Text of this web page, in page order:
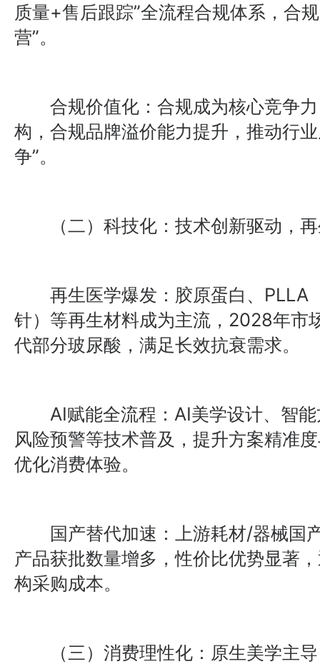
质量+售后跟踪”全流程合规体系，合
营”。
合规价值化：合规成为核心竞争力
构，合规品牌溢价能力提升，推动行
争”。
（二）科技化：技术创新驱动，再
再生医学爆发：胶原蛋白、PLLA
针）等再生材料成为主流，2028年市
代部分玻尿酸，满足长效抗衰需求。
AI赋能全流程：AI美学设计、智能
风险预警等技术普及，提升方案精准
优化消费体验。
国产替代加速：上游耗材/器械国
产品获批数量增多，性价比优势显著
构采购成本。
（三）消费理性化：原生美学主导